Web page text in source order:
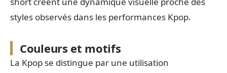
styles observés dans les performances Kpop.
Couleurs et motifs
La Kpop se distingue par une utilisation